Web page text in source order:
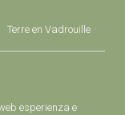
Terre en Vadrouille
esperienza e